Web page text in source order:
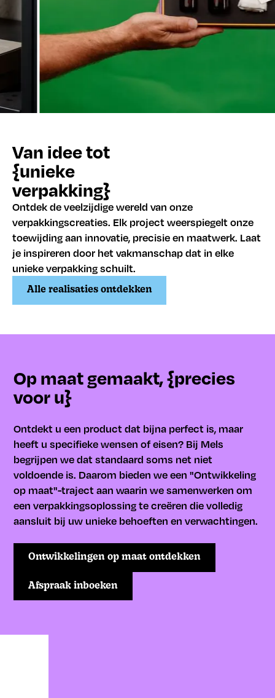
Van idee tot
{unieke
verpakking}
Ontdek de veelzijdige wereld van onze
verpakkingscreaties. Elk project weerspiegelt onze
toewijding aan innovatie, precisie en maatwerk. Laat
je inspireren door het vakmanschap dat in elke
unieke verpakking schuilt.
Alle realisaties ontdekken
Op maat gemaakt, {precies
voor u}
Ontdekt u een product dat bijna perfect is, maar
heeft u specifieke wensen of eisen? Bij Mels
begrijpen we dat standaard soms net niet
voldoende is. Daarom bieden we een "Ontwikkeling
op maat"-traject aan waarin we samenwerken om
een verpakkingsoplossing te creëren die volledig
aansluit bij uw unieke behoeften en verwachtingen.
Ontwikkelingen op maat ontdekken
Afspraak inboeken